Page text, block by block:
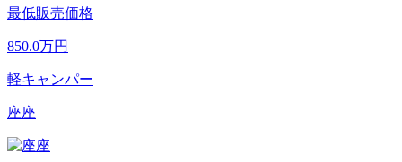
最低販売価格
850.0万円
軽キャンパー
座座